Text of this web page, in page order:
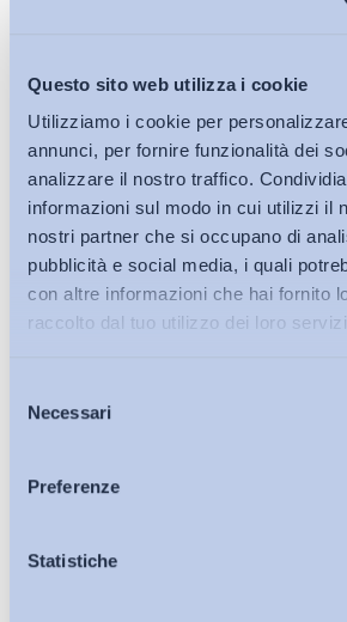
Questo sito web utilizza i cookie
Utilizziamo i cookie per
annunci, per fornire funzionalità dei
analizzare il nostro traffico.
informazioni sul modo in cui utilizzi il
nostri partner che si occupano di
pubblicità e social media, i quali
con altre informazioni che hai fornito
raccolto dal tuo utilizzo dei loro servizi.
delNecessari
Preferenze
Statistiche
Bollettini ADAPT
Articoli
Osservatori
prova di quelle che saranno le
oggi rimaste sulla carta. I ritardi e i
processo di riforma, più volte sottolineati
ultime settimane, rischiano infatti di
perenna mancanza di “garanzia”, non
per tutti i lavoratori italiani.
MicheleTiraboschi
@Michele_ADAPT